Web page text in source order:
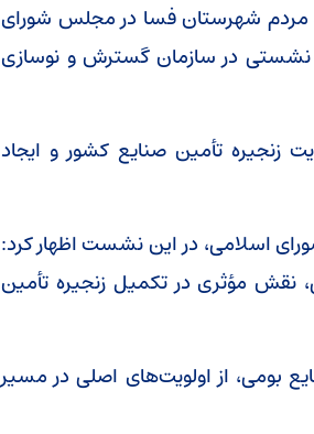
مردم شهرستان فسا در مجلس شورای
نشستی در سازمان گسترش و نوسازی
زنجیره تأمین صنایع کشور و ایجاد
اسلامی، در این نشست اظهار کرد:
نقش مؤثری در تکمیل زنجیره تأمین
بومی، از اولویت‌های اصلی در مسیر